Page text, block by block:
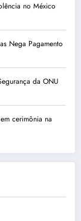
no México
Nega Pagamento
da ONU
cerimônia na